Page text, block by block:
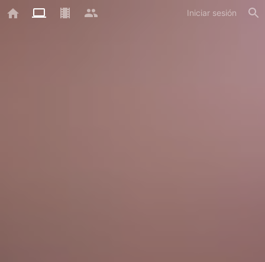
Iniciar sesión